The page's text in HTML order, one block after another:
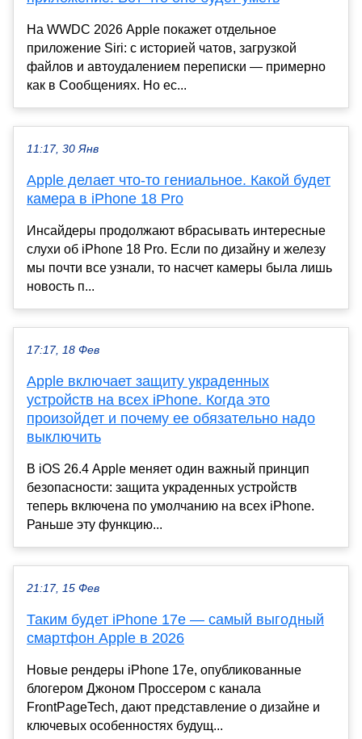
На WWDC 2026 Apple покажет отдельное
приложение Siri: с историей чатов, загрузкой
файлов и автоудалением переписки — примерно
как в Сообщениях. Но ес...
11:17, 30 Янв
Apple делает что-то гениальное. Какой будет
камера в iPhone 18 Pro
Инсайдеры продолжают вбрасывать интересные
слухи об iPhone 18 Pro. Если по дизайну и железу
мы почти все узнали, то насчет камеры была лишь
новость п...
17:17, 18 Фев
Apple включает защиту украденных
устройств на всех iPhone. Когда это
произойдет и почему ее обязательно надо
выключить
В iOS 26.4 Apple меняет один важный принцип
безопасности: защита украденных устройств
теперь включена по умолчанию на всех iPhone.
Раньше эту функцию...
21:17, 15 Фев
Таким будет iPhone 17e — самый выгодный
смартфон Apple в 2026
Новые рендеры iPhone 17e, опубликованные
блогером Джоном Проссером с канала
FrontPageTech, дают представление о дизайне и
ключевых особенностях будущ...